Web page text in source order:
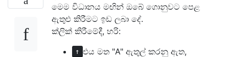
මෙම විධානය මඟින් ඔබේ ගොනුවට පෙළ
ඇතුළු කිරීමට ඉඩ ලබා දේ.
ක්ලික් කිරීමේදී, හරි:
↑ එය මත "A" ඇතුල් කරනු ඇත,